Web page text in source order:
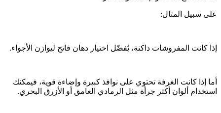
على سبيل المثال:
إذا كانت المفروشات داكنة، يُفضّل اختيار دهان فاتح ليوازن الأجواء.
أما إذا كانت الغرفة تحتوي على نوافذ كبيرة وإضاءة قوية، فيمكنك
استخدام ألوان أكثر جرأة مثل الرمادي الغامق أو الأزرق البحري.